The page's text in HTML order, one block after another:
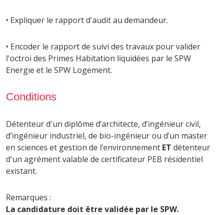
• Expliquer le rapport d'audit au demandeur.
• Encoder le rapport de suivi des travaux pour valider
l'octroi des Primes Habitation liquidées par le SPW
Energie et le SPW Logement.
Conditions
Détenteur d'un diplôme d’architecte, d’ingénieur civil,
d’ingénieur industriel, de bio-ingénieur ou d’un master
en sciences et gestion de l’environnement ET détenteur
d'un agrément valable de certificateur PEB résidentiel
existant.
Remarques :
La candidature doit être validée par le SPW.